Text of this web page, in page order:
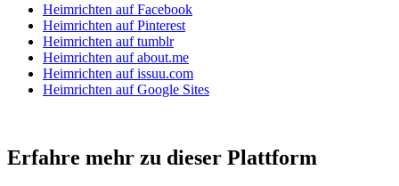
Heimrichten auf Facebook
Heimrichten auf Pinterest
Heimrichten auf tumblr
Heimrichten auf about.me
Heimrichten auf issuu.com
Heimrichten auf Google Sites
Erfahre mehr zu dieser Plattform